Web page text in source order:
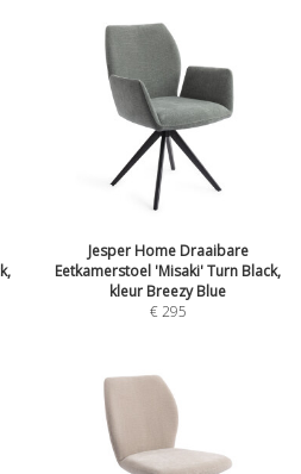
Jesper Home Draaibare
Eetkamerstoel 'Misaki' Turn Black,
kleur Breezy Blue
€295